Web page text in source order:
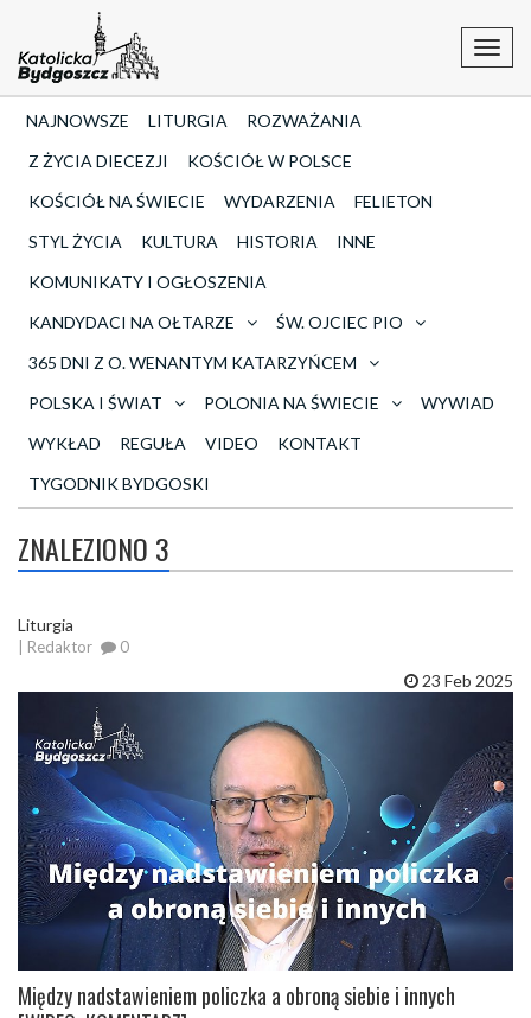
NAJNOWSZE LITURGIA
ROZWAŻANIA
Z ŻYCIA DIECEZJI
KOŚCIÓŁ W POLSCE
KOŚCIÓŁ NA ŚWIECIE
WYDARZENIA
FELIETON
STYL ŻYCIA
KULTURA HISTORIA
INNE
KOMUNIKATY I OGŁOSZENIA
KANDYDACI NA OŁTARZE
ŚW. OJCIEC PIO
365 DNI Z O. WENANTYM KATARZYŃCEM
POLSKA I ŚWIAT
POLONIA NA ŚWIECIE
WYWIAD
WYKŁAD
REGUŁA VIDEO
KONTAKT
TYGODNIK BYDGOSKI
ZNALEZIONO 3
Liturgia
| Redaktor 0
23 Feb 2025
Między nadstawieniem policzka a obroną siebie i innych